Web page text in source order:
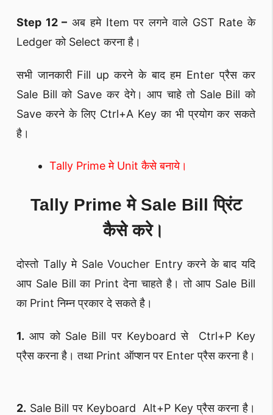
Step 12 – अब हमे Item पर लगने वाले GST Rate के
Ledger को Select करना है।
सभी जानकारी Fill up करने के बाद हम Enter प्रैस कर
Sale Bill को Save कर देगे। आप चाहे तो Sale Bill को
Save करने के लिए Ctrl+A Key का भी प्रयोग कर सकते
है।
Tally Prime मे Unit कैसे बनाये।
Tally Prime मे Sale Bill प्रिंट
कैसे करे।
दोस्तो Tally मे Sale Voucher Entry करने के बाद यदि
आप Sale Bill का Print देना चाहते है। तो आप Sale Bill
का Print निम्न प्रकार दे सकते है।
1. आप को Sale Bill पर Keyboard से Ctrl+P Key
प्रैस करना है। तथा Print ऑप्शन पर Enter प्रैस करना है।
2. Sale Bill पर Keyboard Alt+P Key प्रैस करना है।